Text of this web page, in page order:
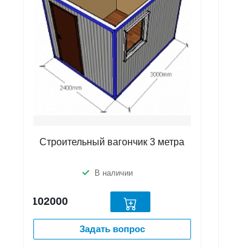
Строительный вагончик 3 метра
В наличии
102000
Задать вопрос